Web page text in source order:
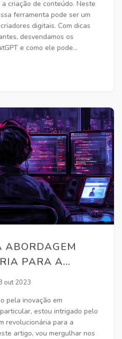
criação de conteúdo. Neste
ferramenta pode ser um
digitais. Com dicas
desvendamos os
e como ele pode
experiência com esta
ABORDAGEM
PARA A
out 2023
pela inovação em
estou intrigado pelo
revolucionária para a
artigo, vou mergulhar nos